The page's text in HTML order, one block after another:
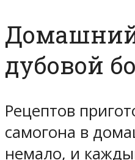
дубовой
Рецептов
самогона в
немало, и